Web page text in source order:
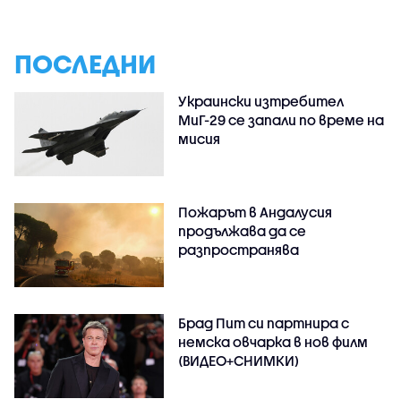
ПОСЛЕДНИ
Украински изтребител
МиГ-29 се запали по време на
мисия
Пожарът в Андалусия
продължава да се
разпространява
Брад Пит си партнира с
немска овчарка в нов филм
(ВИДЕО+СНИМКИ)